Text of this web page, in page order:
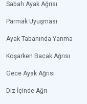
Sabah Ayak Ağrısı
Parmak Uyuşması
Ayak Tabanında Yanma
Koşarken Bacak Ağrısı
Gece Ayak Ağrısı
Diz İçinde Ağrı